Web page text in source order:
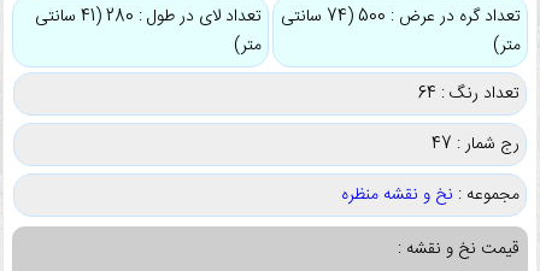
تعداد گره در عرض : 500 (74 سانتی
متر)
تعداد لای در طول : 280 (41 سانتی
متر)
تعداد رنگ : 64
رج شمار : 47
مجموعه : نخ و نقشه منظره
قیمت نخ و نقشه :